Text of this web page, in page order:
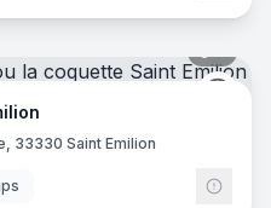
33330 Saint Emilion